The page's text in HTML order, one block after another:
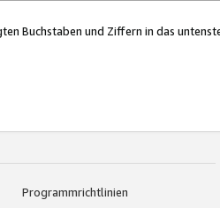
Buchstaben und Ziffern in das
Programmrichtlinien